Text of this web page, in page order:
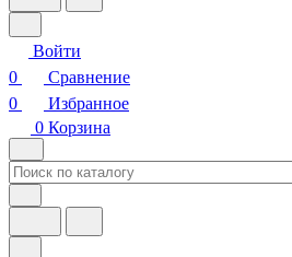
Войти
0
Сравнение
0
Избранное
0 Корзина